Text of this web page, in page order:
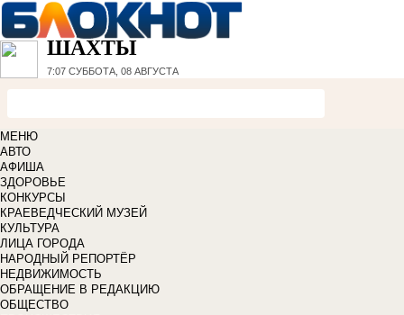
ШАХТЫ
7:07 СУББОТА, 08 АВГУСТА
МЕНЮ
АВТО
АФИША
ЗДОРОВЬЕ
КОНКУРСЫ
КРАЕВЕДЧЕСКИЙ МУЗЕЙ
КУЛЬТУРА
ЛИЦА ГОРОДА
НАРОДНЫЙ РЕПОРТЁР
НЕДВИЖИМОСТЬ
ОБРАЩЕНИЕ В РЕДАКЦИЮ
ОБЩЕСТВО